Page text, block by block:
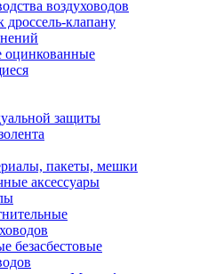
воздуховодов
дроссель-клапану
защиты
пакеты, мешки
аксессуары
безасбестовые